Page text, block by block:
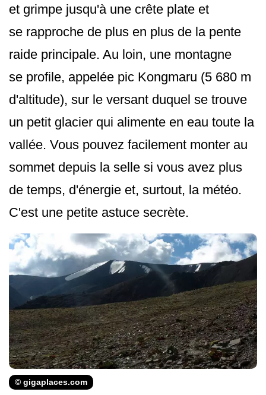
et grimpe jusqu'à une crête plate et
se rapproche de plus en plus de la pente
raide principale. Au loin, une montagne
se profile, appelée pic Kongmaru (5 680 m
d'altitude), sur le versant duquel se trouve
un petit glacier qui alimente en eau toute la
vallée. Vous pouvez facilement monter au
sommet depuis la selle si vous avez plus
de temps, d'énergie et, surtout, la météo.
C'est une petite astuce secrète.
© gigaplaces.com